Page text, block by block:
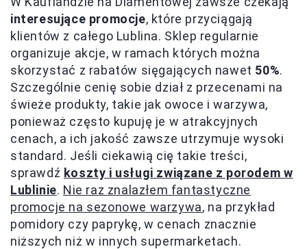
interesujące promocje, które przyciągają
klientów z całego Lublina. Sklep regularnie
organizuje akcje, w ramach których można
skorzystać z rabatów sięgających nawet 50%.
Szczególnie cenię sobie dział z przecenami na
świeże produkty, takie jak owoce i warzywa,
ponieważ często kupuję je w atrakcyjnych
cenach, a ich jakość zawsze utrzymuje wysoki
standard. Jeśli ciekawią cię takie treści,
sprawdź koszty i usługi związane z porodem w
Lublinie. Nie raz znalazłem fantastyczne
promocje na sezonowe warzywa, na przykład
pomidory czy paprykę, w cenach znacznie
niższych niż w innych supermarketach.